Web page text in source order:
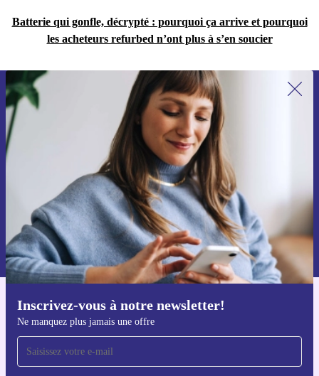
Batterie qui gonfle, décrypté : pourquoi ça arrive et pourquoi
les acheteurs refurbed n’ont plus à s’en soucier
Inscrivez-vous à notre newsletter!
Ne manquez plus jamais une offre
Recevoir offres et infos de refurbed
par mail
Ne manquez plus aucune offre.
S'inscrire
Retrouvez les informations sur l'utilisation des données personnelles
dans notre
politique de confidentialité.
Téléchargez l'application refurbed
Pour iOS et Android